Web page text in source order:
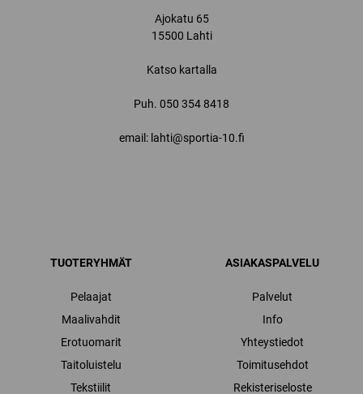
Ajokatu 65
15500 Lahti
Katso kartalla
Puh. 050 354 8418
email: lahti@sportia-10.fi
TUOTERYHMÄT
Pelaajat
Maalivahdit
Erotuomarit
Taitoluistelu
Tekstiilit
ASIAKASPALVELU
Palvelut
Info
Yhteystiedot
Toimitusehdot
Rekisteriseloste